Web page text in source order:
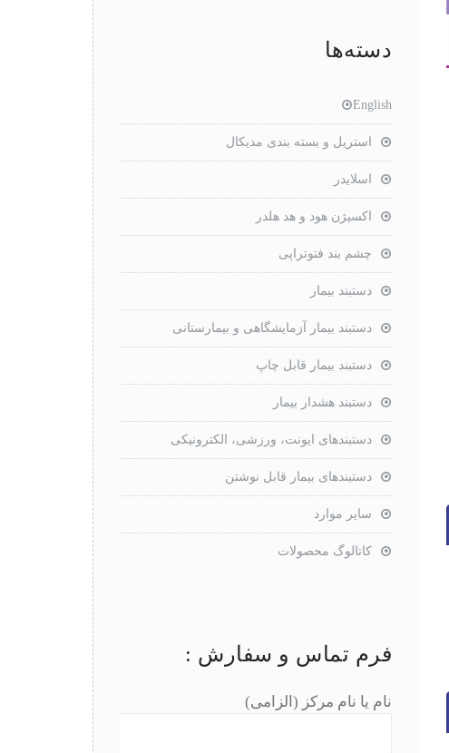
دسته‌ها
English
استریل و بسته بندی مدیکال
اسلایدر
اکسیژن هود و هد هلدر
چشم بند فتوتراپی
دستبند بیمار
دستبند بیمار آزمایشگاهی و بیمارستانی
دستبند بیمار قابل چاپ
دستبند هشدار بیمار
دستبندهای ایونت، ورزشی، الکترونیکی
دستبندهای بیمار قابل نوشتن
سایر موارد
کاتالوگ محصولات
فرم تماس و سفارش :
نام یا نام مرکز (الزامی)